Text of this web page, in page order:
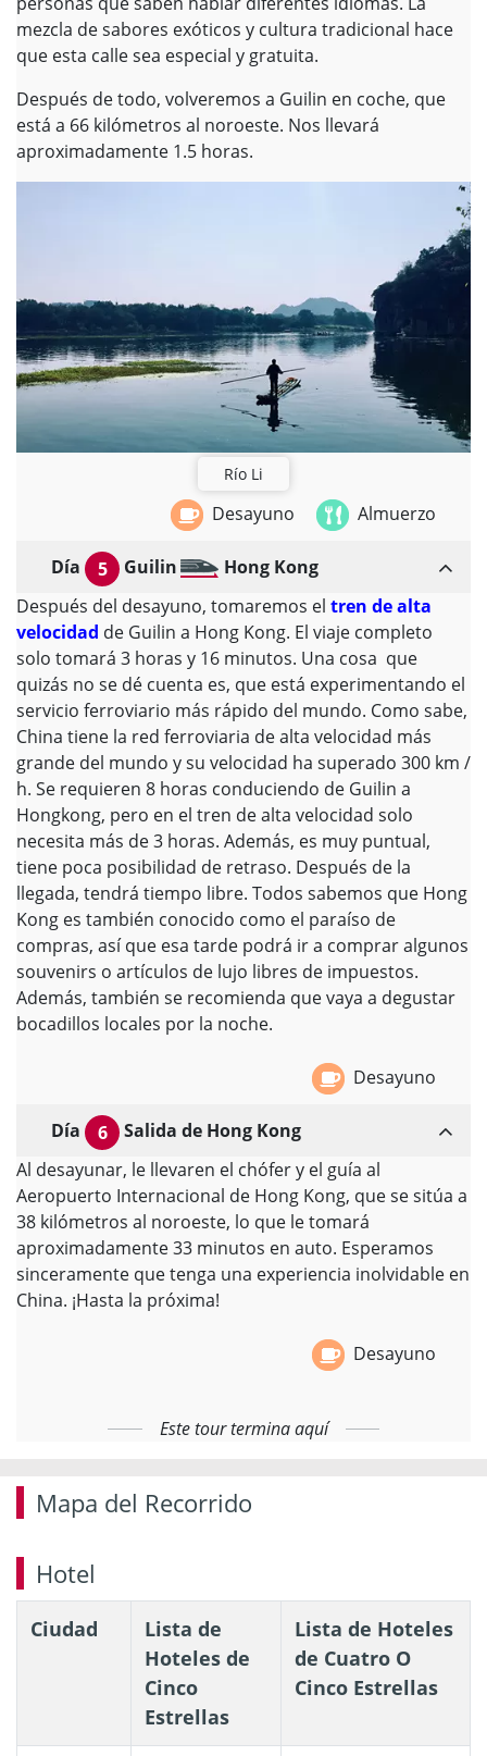
mezcla de sabores exóticos y cultura tradicional hace
que esta calle sea especial y gratuita.
Después de todo, volveremos a Guilin en coche, que
está a 66 kilómetros al noroeste. Nos llevará
aproximadamente 1.5 horas.
Río Li
Desayuno Almuerzo
Día 5 Guilin
Hong Kong
Después del desayuno, tomaremos el tren de alta
velocidad de Guilin a Hong Kong. El viaje completo
solo tomará 3 horas y 16 minutos. Una cosa que
quizás no se dé cuenta es, que está experimentando el
servicio ferroviario más rápido del mundo. Como sabe,
China tiene la red ferroviaria de alta velocidad más
grande del mundo y su velocidad ha superado 300 km /
h. Se requieren 8 horas conduciendo de Guilin a
Hongkong, pero en el tren de alta velocidad solo
necesita más de 3 horas. Además, es muy puntual,
tiene poca posibilidad de retraso. Después de la
llegada, tendrá tiempo libre. Todos sabemos que Hong
Kong es también conocido como el paraíso de
compras, así que esa tarde podrá ir a comprar algunos
souvenirs o artículos de lujo libres de impuestos.
Además, también se recomienda que vaya a degustar
bocadillos locales por la noche.
Desayuno
Día 6
Salida de Hong Kong
Al desayunar, le llevaren el chófer y el guía al
Aeropuerto Internacional de Hong Kong, que se sitúa a
38 kilómetros al noroeste, lo que le tomará
aproximadamente 33 minutos en auto. Esperamos
sinceramente que tenga una experiencia inolvidable en
China. ¡Hasta la próxima!
Desayuno
Este tour termina aquí
Mapa del Recorrido
Hotel
Ciudad
Lista de
Hoteles de
Cinco
Estrellas
Lista de Hoteles
de Cuatro O
Cinco Estrellas